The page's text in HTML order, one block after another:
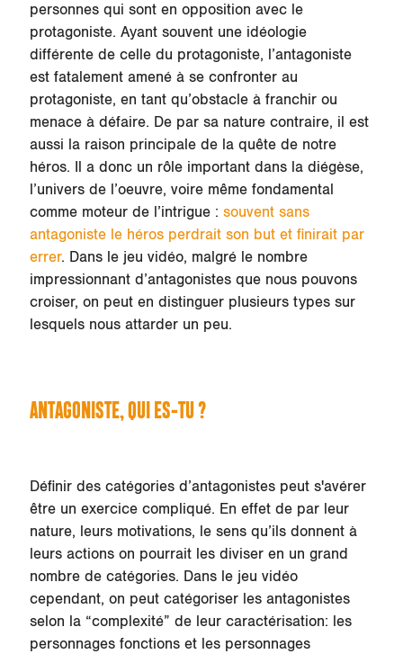
personnes qui sont en opposition avec le
protagoniste. Ayant souvent une idéologie
différente de celle du protagoniste, l’antagoniste
est fatalement amené à se confronter au
protagoniste, en tant qu’obstacle à franchir ou
menace à défaire. De par sa nature contraire, il est
aussi la raison principale de la quête de notre
héros. Il a donc un rôle important dans la diégèse,
l’univers de l’oeuvre, voire même fondamental
comme moteur de l’intrigue : souvent sans
antagoniste le héros perdrait son but et finirait par
errer. Dans le jeu vidéo, malgré le nombre
impressionnant d’antagonistes que nous pouvons
croiser, on peut en distinguer plusieurs types sur
lesquels nous attarder un peu.
ANTAGONISTE, QUI ES-TU ?
Définir des catégories d’antagonistes peut s'avérer
être un exercice compliqué. En effet de par leur
nature, leurs motivations, le sens qu’ils donnent à
leurs actions on pourrait les diviser en un grand
nombre de catégories. Dans le jeu vidéo
cependant, on peut catégoriser les antagonistes
selon la “complexité” de leur caractérisation: les
personnages fonctions et les personnages